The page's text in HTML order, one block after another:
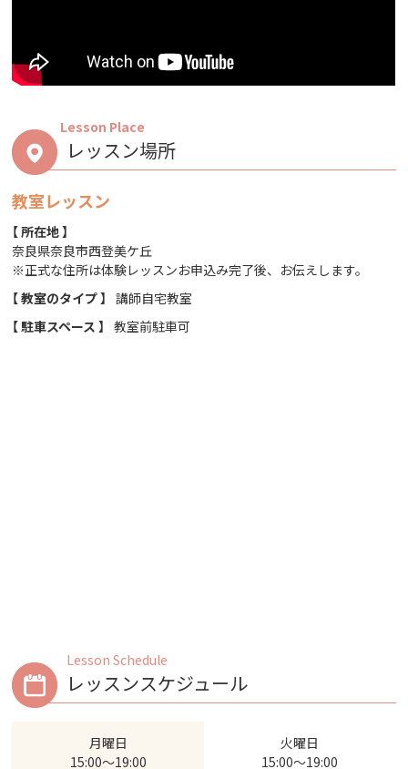
Lesson Place
レッスン場所
教室レッスン
【 所在地 】
奈良県奈良市西登美ケ丘
※正式な住所は体験レッスンお申込み完了後、お伝えします。
【 教室のタイプ 】 講師自宅教室
【 駐車スペース 】 教室前駐車可
Lesson Schedule
レッスンスケジュール
月曜日
15:00～19:00
火曜日
15:00～19:00